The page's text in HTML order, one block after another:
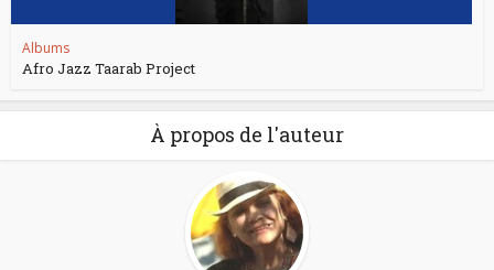
Albums
Afro Jazz Taarab Project
À propos de l'auteur